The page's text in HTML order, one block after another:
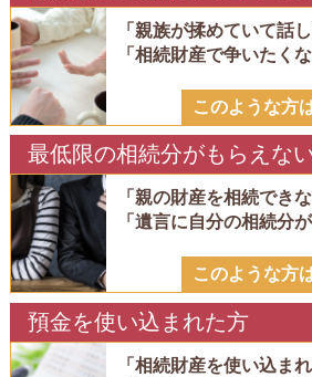
「親族が揉めていて話
「相続財産で争いたくな
このような方
最低限の相続分がもらえな
「親の財産を相続できな
「遺言に自分の相続分
このような方
預金を使い込まれた方
「相続財産を使い込ま